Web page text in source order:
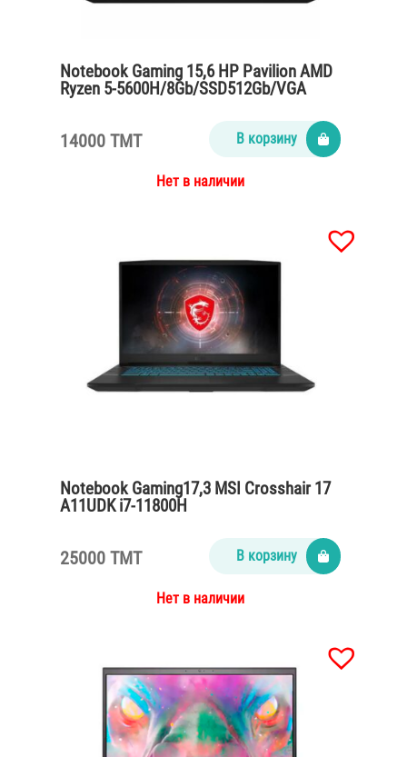
Notebook Gaming 15,6 HP Pavilion AMD
Ryzen 5-5600H/8Gb/SSD512Gb/VGA
14000 TMT В корзину
Нет в наличии
Notebook Gaming17,3 MSI Crosshair 17
A11UDK i7-11800H
25000 TMT В корзину
Нет в наличии